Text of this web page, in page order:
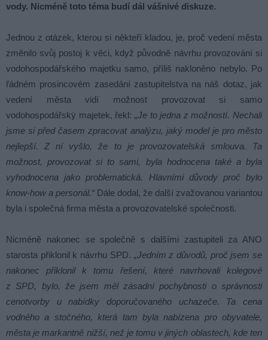
vody. Nicméně toto téma budí dál vášnivé diskuze.
Jednou z otázek, kterou si někteří kladou, je, proč vedení města
změnilo svůj postoj k věci, když původně návrhu provozování si
vodohospodářského majetku samo, příliš nakloněno nebylo. Po
řádném prosincovém zasedání zastupitelstva na náš dotaz, jak
vedení města vidí možnost provozovat si samo
vodohospodářský majetek, řekl: „Je to jedna z možností. Nechali
jsme si před časem zpracovat analýzu, jaký model je pro město
nejlepší. Z ní vyšlo, že to je provozovatelská smlouva. Ta
možnost, provozovat si to sami, byla hodnocena také a byla
vyhodnocena jako problematická. Hlavními důvody proč bylo
know-how a personál.“ Dále dodal, že další zvažovanou variantou
byla i společná firma města a provozovatelské společnosti.
Nicméně nakonec se společně s dalšími zastupiteli za ANO
starosta přiklonil k návrhu SPD. „Jedním z důvodů, proč jsem se
nakonec přiklonil k tomu řešení, které navrhovali kolegové
z SPD, bylo, že jsem měl zásadní pochybnosti o správnosti
cenotvorby u nabídky doporučovaného uchazeče. Ta cena
vodného a stočného, která tam byla nabízena pro obyvatele,
města je markantně nižší, než je tomu v jiných oblastech, kde ten